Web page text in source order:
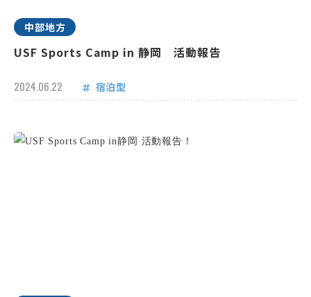
中部地方
USF Sports Camp in 静岡 活動報告
2024.06.22 宿泊型